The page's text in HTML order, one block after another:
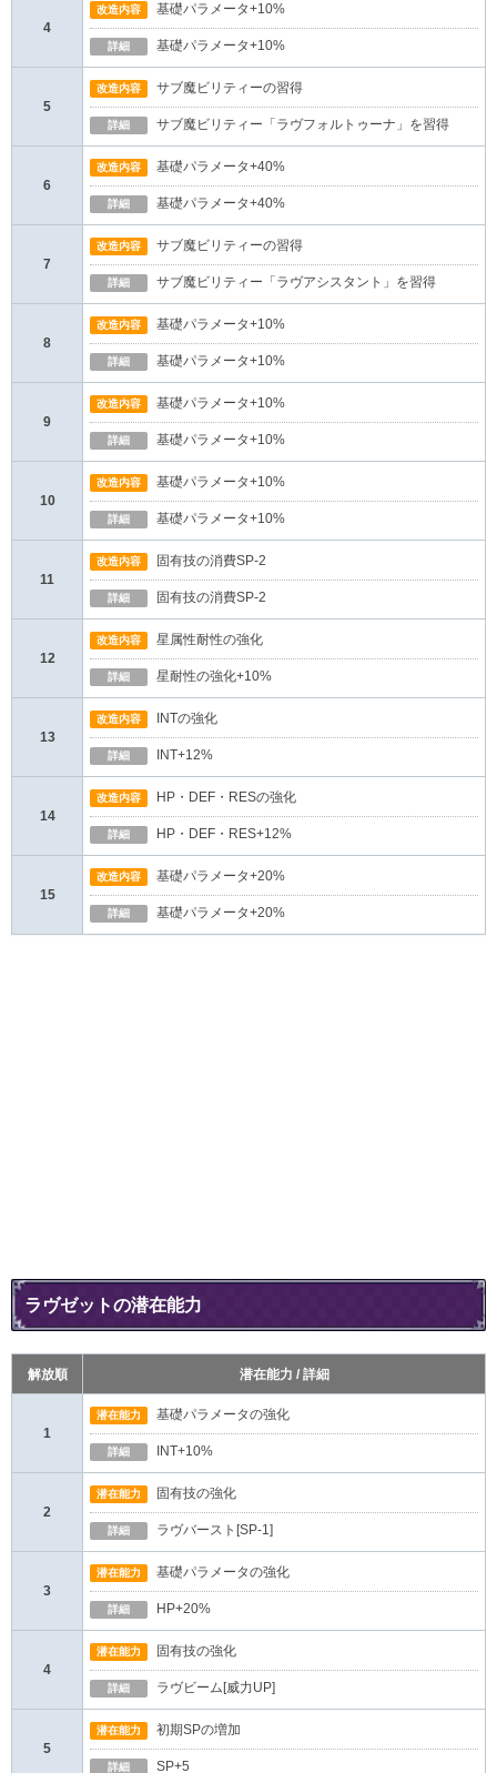
4
改造内容 基礎パラメータ+10%
詳細 基礎パラメータ+10%
5
改造内容 サブ魔ビリティーの習得
詳細 サブ魔ビリティー「ラヴフォルトゥーナ」を習得
6
改造内容 基礎パラメータ+40%
詳細 基礎パラメータ+40%
7
改造内容 サブ魔ビリティーの習得
詳細 サブ魔ビリティー「ラヴアシスタント」を習得
8
改造内容 基礎パラメータ+10%
詳細 基礎パラメータ+10%
9
改造内容 基礎パラメータ+10%
詳細 基礎パラメータ+10%
10
改造内容 基礎パラメータ+10%
詳細 基礎パラメータ+10%
11
改造内容 固有技の消費SP-2
詳細 固有技の消費SP-2
12
改造内容 星属性耐性の強化
詳細 星耐性の強化+10%
13
改造内容 INTの強化
詳細 INT+12%
14
改造内容 HP・DEF・RESの強化
詳細 HP・DEF・RES+12%
15
改造内容 基礎パラメータ+20%
詳細 基礎パラメータ+20%
ラヴゼットの潜在能力
解放順 潜在能力 / 詳細
1
潜在能力 基礎パラメータの強化
詳細 INT+10%
2
潜在能力 固有技の強化
詳細 ラヴバースト[SP-1]
3
潜在能力 基礎パラメータの強化
詳細 HP+20%
4
潜在能力 固有技の強化
詳細 ラヴビーム[威力UP]
5
潜在能力 初期SPの増加
詳細 SP+5